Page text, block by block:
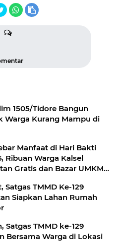
1505/Tidore Bangun
Warga Kurang Mampu di
Manfaat di Hari Bakti
Ribuan Warga Kalsel
Gratis dan Bazar UMKM
TMMD Ke-129
Siapkan Lahan Rumah
Satgas TMMD ke-129
Bersama Warga di Lokasi